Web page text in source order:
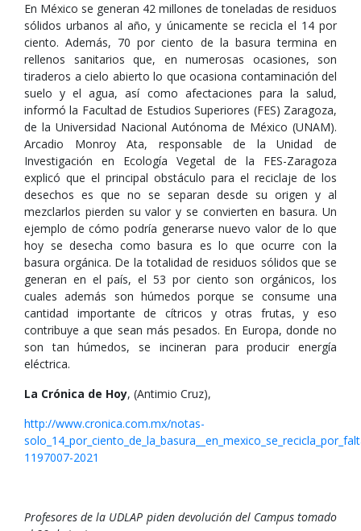
En México se generan 42 millones de toneladas de residuos
sólidos urbanos al año, y únicamente se recicla el 14 por
ciento. Además, 70 por ciento de la basura termina en
rellenos sanitarios que, en numerosas ocasiones, son
tiraderos a cielo abierto lo que ocasiona contaminación del
suelo y el agua, así como afectaciones para la salud,
informó la Facultad de Estudios Superiores (FES) Zaragoza,
de la Universidad Nacional Autónoma de México (UNAM).
Arcadio Monroy Ata, responsable de la Unidad de
Investigación en Ecología Vegetal de la FES-Zaragoza
explicó que el principal obstáculo para el reciclaje de los
desechos es que no se separan desde su origen y al
mezclarlos pierden su valor y se convierten en basura. Un
ejemplo de cómo podría generarse nuevo valor de lo que
hoy se desecha como basura es lo que ocurre con la
basura orgánica. De la totalidad de residuos sólidos que se
generan en el país, el 53 por ciento son orgánicos, los
cuales además son húmedos porque se consume una
cantidad importante de cítricos y otras frutas, y eso
contribuye a que sean más pesados. En Europa, donde no
son tan húmedos, se incineran para producir energía
eléctrica.
La Crónica de Hoy, (Antimio Cruz),
http://www.cronica.com.mx/notas-
1197007-2021
Profesores de la UDLAP piden devolución del Campus tomado